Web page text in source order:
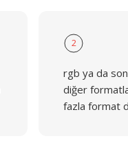
2
rgb ya da
diğer
fazla format